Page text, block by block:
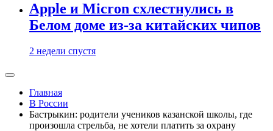
Apple и Micron схлестнулись в
Белом доме из-за китайских чипов
2 недели спустя
Главная
В России
Бастрыкин: родители учеников казанской школы, где
произошла стрельба, не хотели платить за охрану